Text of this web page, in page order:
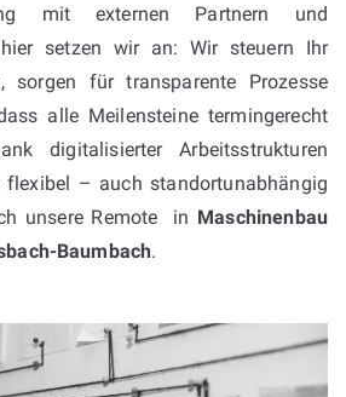
mit externen Partnern und
setzen wir an: Wir steuern Ihr
sorgen für transparente Prozesse
alle Meilensteine termingerecht
digitalisierter Arbeitsstrukturen
flexibel – auch standortunabhängig
unsere Remote in Maschinenbau
Baumbach.